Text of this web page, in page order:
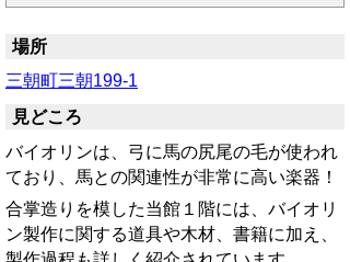
場所
三朝町三朝199-1
見どころ
バイオリンは、弓に馬の尻尾の毛が使われ
ており、馬との関連性が非常に高い楽器！
合掌造りを模した当館１階には、バイオリ
ン製作に関する道具や木材、書籍に加え、